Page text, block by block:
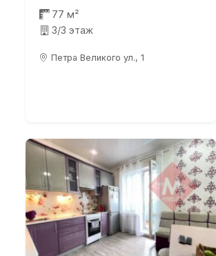
77 м²
3/3 этаж
Петра Великого ул., 1